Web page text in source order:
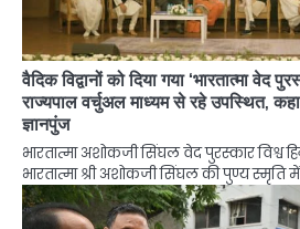
वैदिक विद्वानों को दिया गया ‘भारतात्मा वेद
राज्यपाल वर्चुअल माध्यम से रहे उपस्थित,
ज्ञानपुंज
भारतात्मा अशोकजी सिंघल वेद पुरस्कार विश्व
भारतात्मा श्री अशोकजी सिंघल की पुण्य स्मृति में